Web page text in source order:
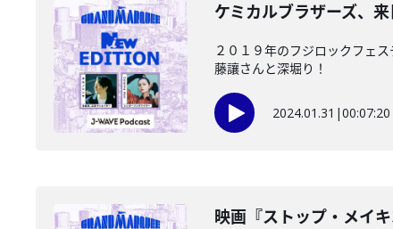
ケミカルブラザーズ、
２０１９年のフジロックフェ
藤讓さんと深堀り！
2024.01.31 |00:07:20
映画『ストップ・メイ